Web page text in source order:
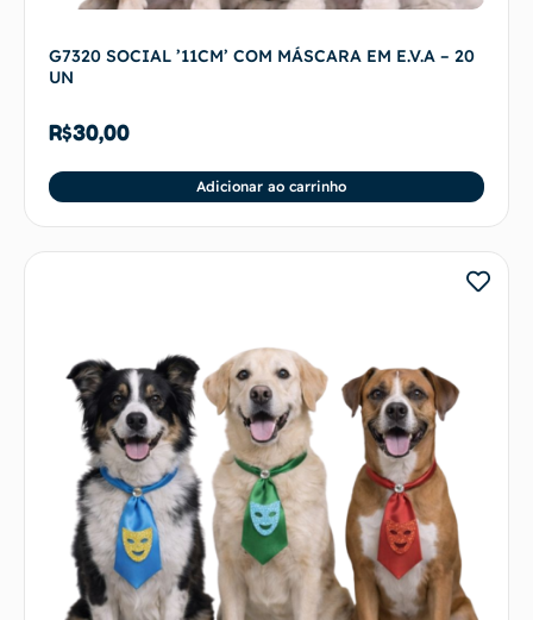
G7320 SOCIAL ’11CM’ COM MÁSCARA EM E.V.A – 20
UN
R$30,00
Adicionar ao carrinho